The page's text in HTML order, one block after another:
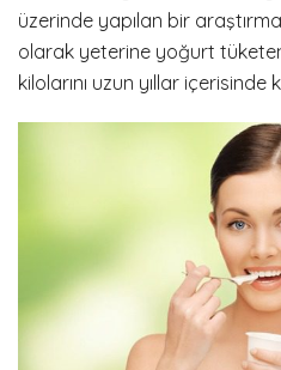
üzerinde yapılan bir
olarak yeterine yoğurt
kilolarını uzun yıllar içerisinde